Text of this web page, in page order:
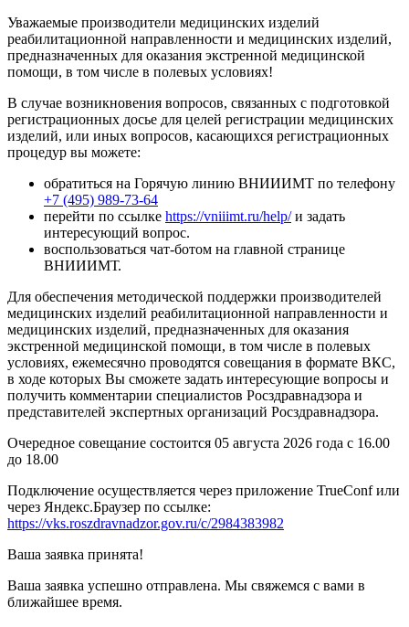
Уважаемые производители медицинских изделий
реабилитационной направленности и медицинских изделий,
предназначенных для оказания экстренной медицинской
помощи, в том числе в полевых условиях!
В случае возникновения вопросов, связанных с подготовкой
регистрационных досье для целей регистрации медицинских
изделий, или иных вопросов, касающихся регистрационных
процедур вы можете:
обратиться на Горячую линию ВНИИИМТ по телефону
+7 (495) 989-73-64
перейти по ссылке https://vniiimt.ru/help/и задать
интересующий вопрос.
воспользоваться чат-ботом на главной странице
ВНИИИМТ.
Для обеспечения методической поддержки производителей
медицинских изделий реабилитационной направленности и
медицинских изделий, предназначенных для оказания
экстренной медицинской помощи, в том числе в полевых
условиях, ежемесячно проводятся совещания в формате ВКС,
в ходе которых Вы сможете задать интересующие вопросы и
получить комментарии специалистов Росздравнадзора и
представителей экспертных организаций Росздравнадзора.
Очередное совещание состоится 05 августа 2026 года с 16.00
до 18.00
Подключение осуществляется через приложение TrueConf или
через Яндекс.Браузер по ссылке:
https://vks.roszdravnadzor.gov.ru/c/2984383982
Ваша заявка принята!
Ваша заявка успешно отправлена. Мы свяжемся с вами в
ближайшее время.